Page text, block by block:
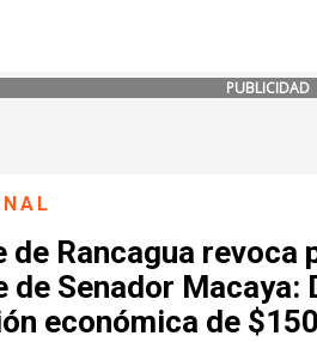
PUBLICIDAD
de Rancagua revoca
de Senador Macaya:
económica de